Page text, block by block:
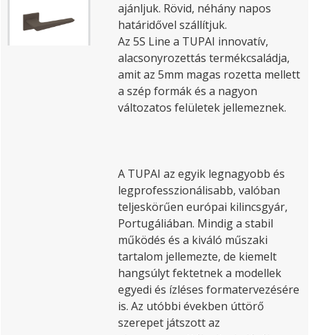
ajánljuk. Rövid, néhány napos
határidővel szállítjuk.
Az 5S Line a TUPAI innovatív,
alacsonyrozettás termékcsaládja,
amit az 5mm magas rozetta mellett
a szép formák és a nagyon
változatos felületek jellemeznek.
A TUPAI az egyik legnagyobb és
legprofesszionálisabb, valóban
teljeskörűen európai kilincsgyár,
Portugáliában. Mindig a stabil
működés és a kiváló műszaki
tartalom jellemezte, de kiemelt
hangsúlyt fektetnek a modellek
egyedi és ízléses formatervezésére
is. Az utóbbi években úttörő
szerepet játszott az